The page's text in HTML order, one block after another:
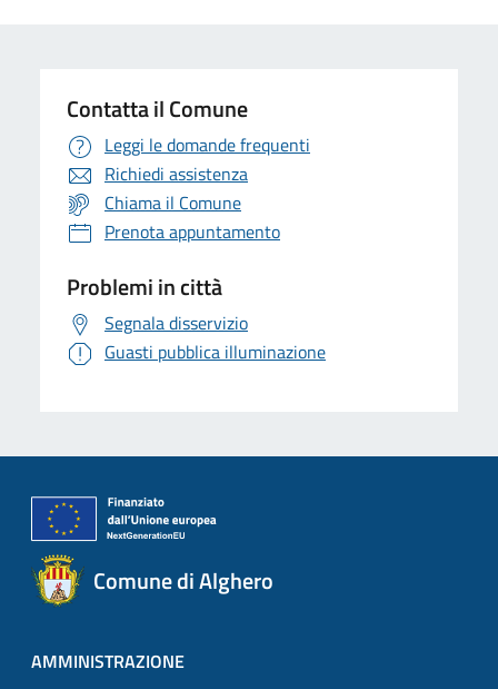
Contatta il Comune
Leggi le domande frequenti
Richiedi assistenza
Chiama il Comune
Prenota appuntamento
Problemi in città
Segnala disservizio
Guasti pubblica illuminazione
Comune di Alghero
AMMINISTRAZIONE